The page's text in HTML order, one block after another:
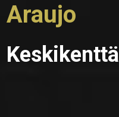
Araujo
Keskikenttä